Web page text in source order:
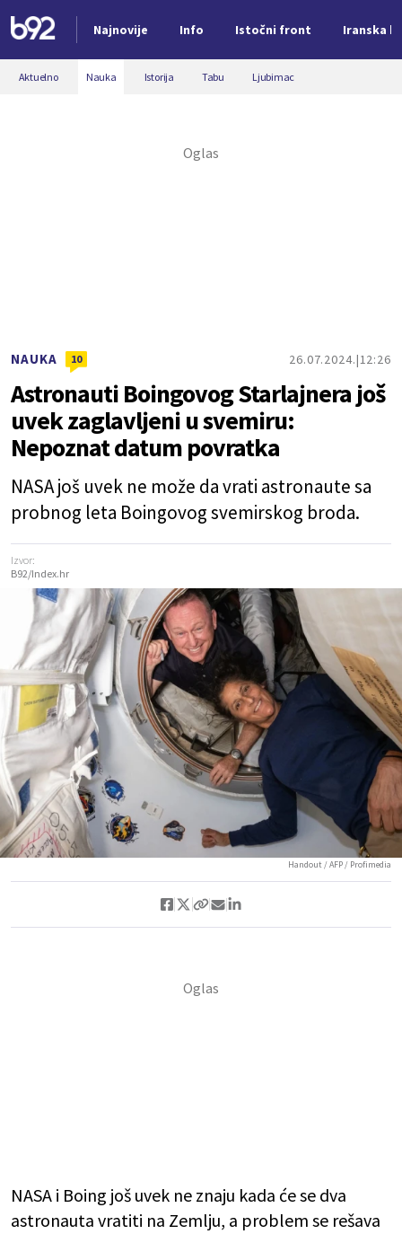
Najnovije Info Istočni front Iranska
Nova vest
Aktuelno Nauka Istorija Tabu Ljubimac
NAUKA 10 26.07.2024. 12:26
Astronauti Boingovog Starlajnera još
uvek zaglavljeni u svemiru:
Nepoznat datum povratka
NASA još uvek ne može da vrati astronaute sa
probnog leta Boingovog svemirskog broda.
Izvor:
B92/Index.hr
Handout / AFP / Profimedia
NASA i Boing još uvek ne znaju kada će se dva
astronauta vratiti na Zemlju, a problem se rešava